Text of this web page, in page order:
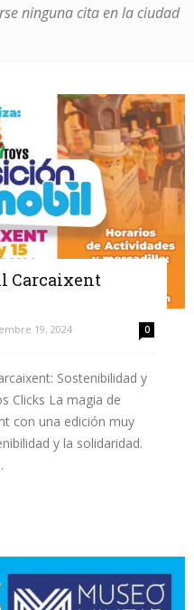
ninguna cita en la ciudad
Carcaixent
19, 2024 0
Sostenibilidad y
Clicks La magia de
con una edición muy
y la solidaridad.